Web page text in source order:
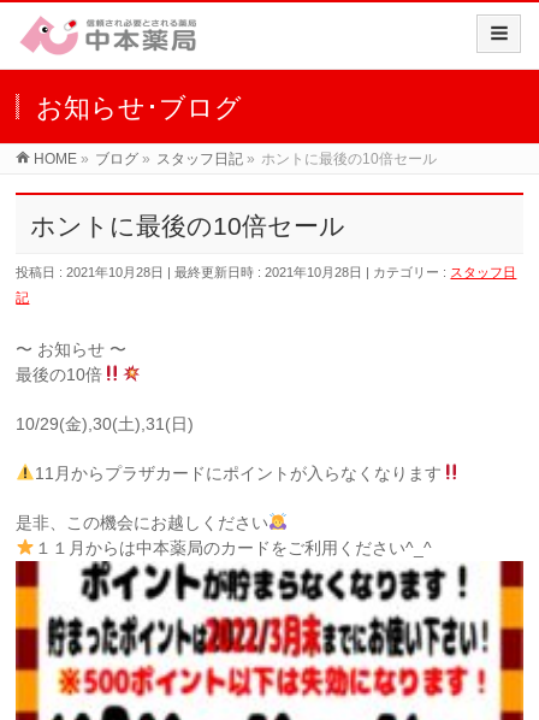
お知らせ･ブログ
HOME » ブログ » スタッフ日記 » ホントに最後の10倍セール
ホントに最後の10倍セール
投稿日 : 2021年10月28日 最終更新日時 : 2021年10月28日 カテゴリー : スタッフ日
記
〜 お知らせ 〜
最後の10倍
10/29(金),30(土),31(日)
11月からプラザカードにポイントが入らなくなります
是非、この機会にお越しください
１１月からは中本薬局のカードをご利用ください^_^